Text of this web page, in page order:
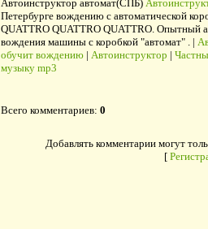
Автоинструктор автомат(СПБ)
Петербурге вождению с автоматической
QUATTRO QUATTRO QUATTRO. Опытный
вождения машины с коробкой "автомат" . |
обучит вождению| Автоинструктор |
музыку mp3
Всего комментариев: 0
Добавлять комментарии могут
[